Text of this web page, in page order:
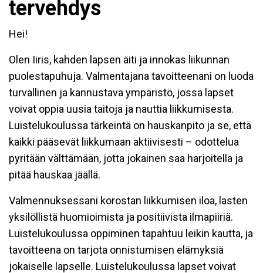
tervehdys
Hei!
Olen Iiris, kahden lapsen äiti ja innokas liikunnan
puolestapuhuja. Valmentajana tavoitteenani on luoda
turvallinen ja kannustava ympäristö, jossa lapset
voivat oppia uusia taitoja ja nauttia liikkumisesta.
Luistelukoulussa tärkeintä on hauskanpito ja se, että
kaikki pääsevät liikkumaan aktiivisesti – odottelua
pyritään välttämään, jotta jokainen saa harjoitella ja
pitää hauskaa jäällä.
Valmennuksessani korostan liikkumisen iloa, lasten
yksilöllistä huomioimista ja positiivista ilmapiiriä.
Luistelukoulussa oppiminen tapahtuu leikin kautta, ja
tavoitteena on tarjota onnistumisen elämyksiä
jokaiselle lapselle. Luistelukoulussa lapset voivat